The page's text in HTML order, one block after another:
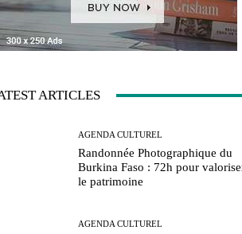
ARTICLES
AGENDA CULTUREL
Randonnée Photographique du
Burkina Faso : 72h pour
le patrimoine
AGENDA CULTUREL